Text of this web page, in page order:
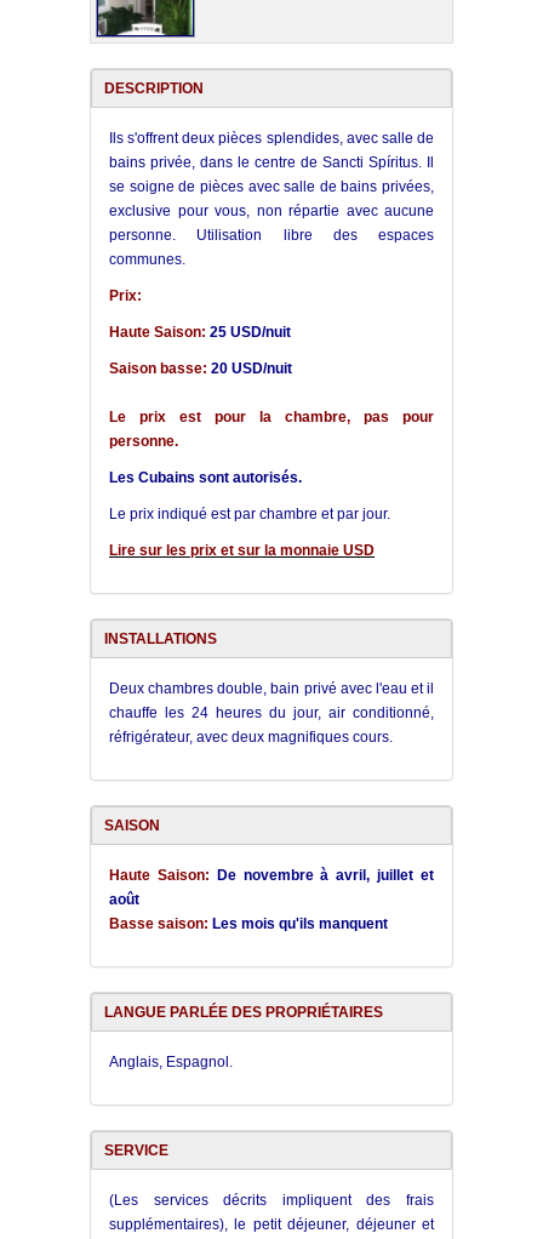
DESCRIPTION
Ils s'offrent deux pièces splendides, avec salle de
bains privée, dans le centre de Sancti Spíritus. Il
se soigne de pièces avec salle de bains privées,
exclusive pour vous, non répartie avec aucune
personne. Utilisation libre des espaces
communes.
Prix:
Haute Saison: 25 USD/nuit
Saison basse: 20 USD/nuit
Le prix est pour la chambre, pas pour
personne.
Les Cubains sont autorisés.
Le prix indiqué est par chambre et par jour.
Lire sur les prix et sur la monnaie USD
INSTALLATIONS
Deux chambres double, bain privé avec l'eau et il
chauffe les 24 heures du jour, air conditionné,
réfrigérateur, avec deux magnifiques cours.
SAISON
Haute Saison:
De novembre à avril, juillet et
août
Basse saison: Les mois qu'ils manquent
LANGUE PARLÉE DES PROPRIÉTAIRES
Anglais, Espagnol.
SERVICE
(Les services décrits impliquent des frais
supplémentaires), le petit déjeuner, déjeuner et